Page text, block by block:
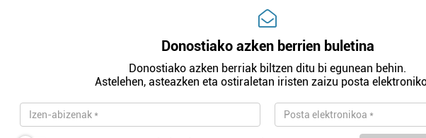
Donostiako azken berrien buletina
Donostiako azken berriak biltzen ditu bi egunean behin.
Astelehen, asteazken eta ostiraletan iristen zaizu posta